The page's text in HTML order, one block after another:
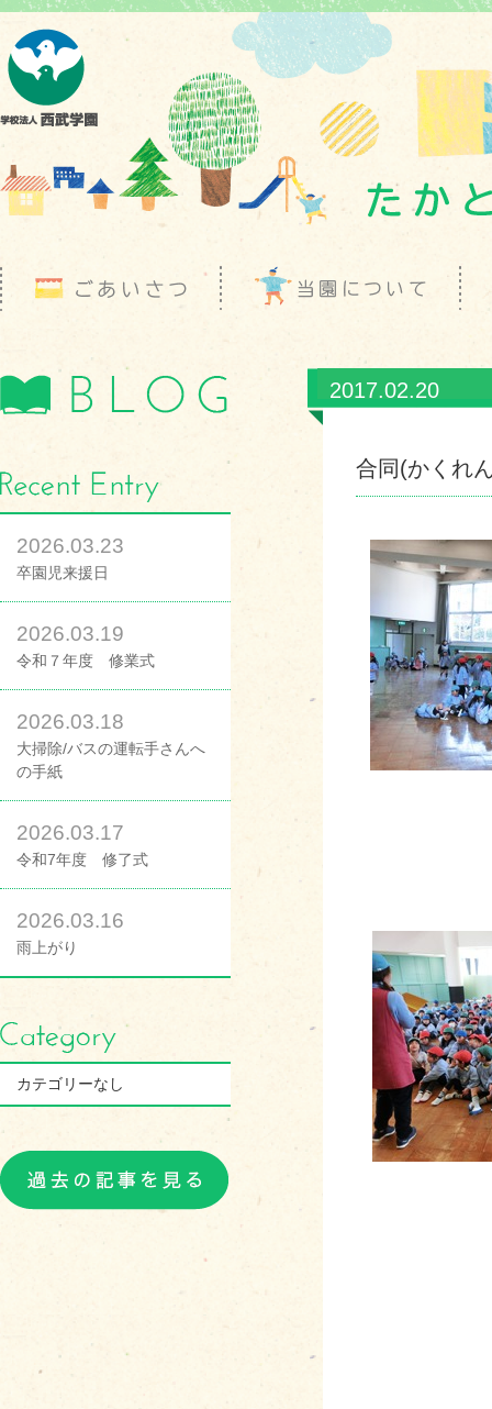
2026.03.23
卒園児来援日
2026.03.19
令和７年度 修業式
2026.03.18
大掃除/バスの運転手さんへ
の手紙
2026.03.17
令和7年度 修了式
2026.03.16
雨上がり
カテゴリーなし
2017.02.20
合同(かくれ